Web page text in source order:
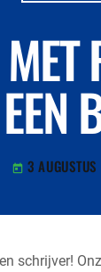
today 3
schrijver!